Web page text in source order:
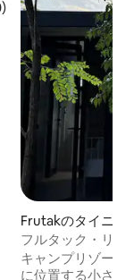
40件、5つ星中5.0つ
Frutakのタイニー
フルタック・リゾ
キャンプリゾート
に位置する小さな